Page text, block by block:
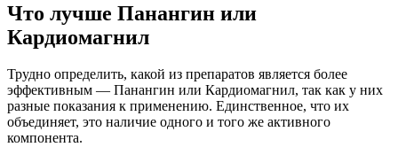
Что лучше Панангин или
Кардиомагнил
Трудно определить, какой из препаратов является более
эффективным — Панангин или Кардиомагнил, так как у них
разные показания к применению. Единственное, что их
объединяет, это наличие одного и того же активного
компонента.